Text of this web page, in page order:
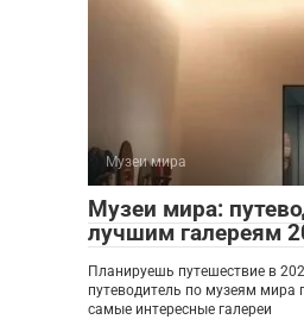
Музеи мира
Музеи мира:
лучшим галереям
Планируешь путешествие в
путеводитель по музеям мира
самые интересные галереи